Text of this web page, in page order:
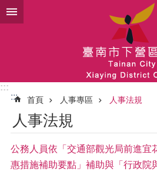
跳到主要內容區塊
:::
:::
首頁 人事專區 人事法規
人事法規
公務人員依「交通部觀光局前進宜
惠措施補助要點」補助與「行政院